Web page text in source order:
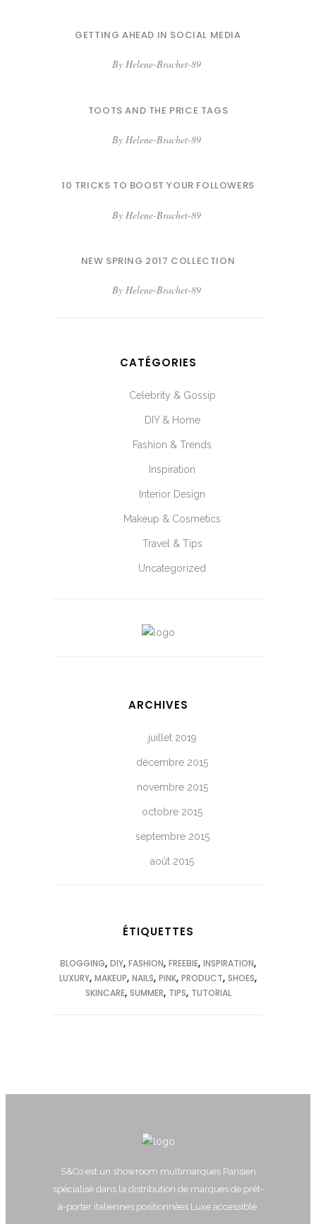
GETTING AHEAD IN SOCIAL MEDIA
By Helene-Brachet-89
TOOTS AND THE PRICE TAGS
By Helene-Brachet-89
10 TRICKS TO BOOST YOUR FOLLOWERS
By Helene-Brachet-89
NEW SPRING 2017 COLLECTION
By Helene-Brachet-89
CATÉGORIES
Celebrity & Gossip
DIY & Home
Fashion & Trends
Inspiration
Interior Design
Makeup & Cosmetics
Travel & Tips
Uncategorized
ARCHIVES
juillet 2019
décembre 2015
novembre 2015
octobre 2015
septembre 2015
août 2015
ÉTIQUETTES
BLOGGING DIY FASHION FREEBIE INSPIRATION
LUXURY MAKEUP NAILS PINK PRODUCT SHOES
SKINCARE SUMMER TIPS TUTORIAL
S&Co est un showroom multimarques Parisien
spécialisé dans la distribution de marques de prêt-
à-porter italiennes positionnées Luxe accessible.